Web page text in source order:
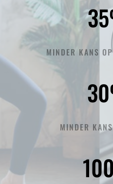
35
MINDER KANS
30
MINDER